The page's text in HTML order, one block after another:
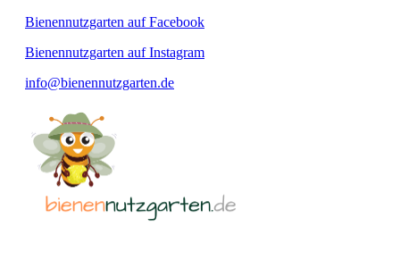
Bienennutzgarten auf Facebook
Bienennutzgarten auf Instagram
info@bienennutzgarten.de